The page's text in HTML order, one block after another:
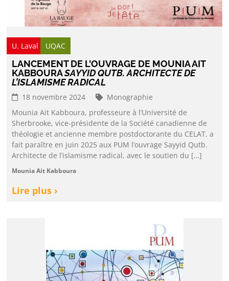
U. Laval UQAC
LANCEMENT DE L’OUVRAGE DE MOUNIA AIT
KABBOURASAYYID QUTB. ARCHITECTE DE
L’ISLAMISME RADICAL
18 novembre 2024
Monographie
Mounia Ait Kabboura, professeure à l’Université de
Sherbrooke, vice-présidente de la Société canadienne de
théologie et ancienne membre postdoctorante du CELAT, a
fait paraître en juin 2025 aux PUM l’ouvrage Sayyid Qutb.
Architecte de l’islamisme radical, avec le soutien du […]
Mounia Ait Kabboura
Lire plus ›